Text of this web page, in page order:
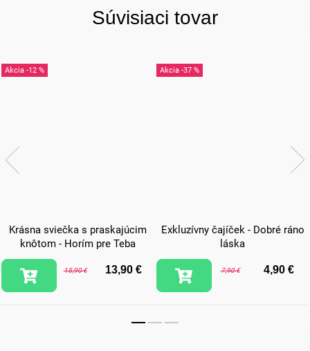
Súvisiaci tovar
-12 %
Krásna sviečka s praskajúcim
knôtom - Horím pre Teba
15,90 € 13,90 €
-37 %
Exkluzívny čajíček - Dobré ráno
láska
7,90 € 4,90 €